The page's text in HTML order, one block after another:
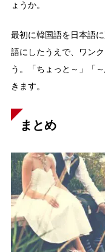
ょうか。
最初に韓国語を日本語
語にしたうえで、ワン
う。「ちょっと～」「
きます。
まとめ